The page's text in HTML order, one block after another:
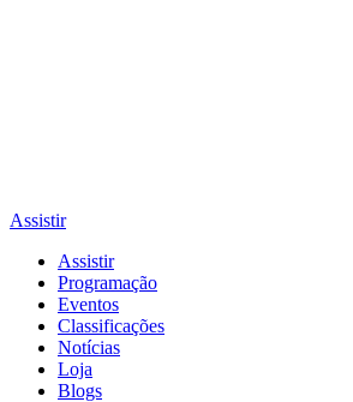
Assistir
Assistir
Programação
Eventos
Classificações
Notícias
Loja
Blogs